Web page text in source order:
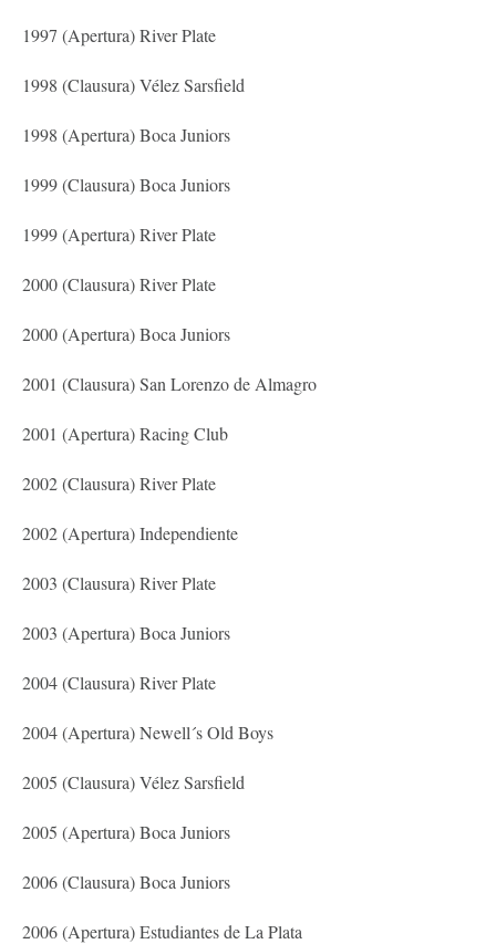
1997 (Apertura) River Plate
1998 (Clausura) Vélez Sarsfield
1998 (Apertura) Boca Juniors
1999 (Clausura) Boca Juniors
1999 (Apertura) River Plate
2000 (Clausura) River Plate
2000 (Apertura) Boca Juniors
2001 (Clausura) San Lorenzo de Almagro
2001 (Apertura) Racing Club
2002 (Clausura) River Plate
2002 (Apertura) Independiente
2003 (Clausura) River Plate
2003 (Apertura) Boca Juniors
2004 (Clausura) River Plate
2004 (Apertura) Newell´s Old Boys
2005 (Clausura) Vélez Sarsfield
2005 (Apertura) Boca Juniors
2006 (Clausura) Boca Juniors
2006 (Apertura) Estudiantes de La Plata